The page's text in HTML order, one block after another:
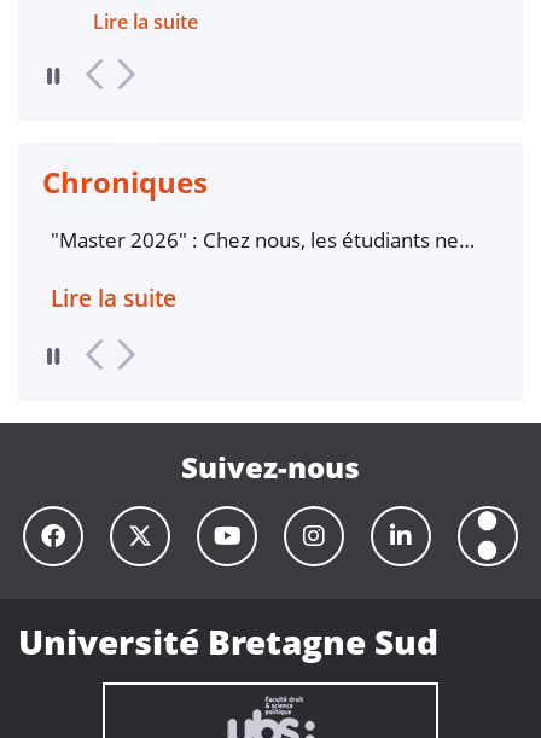
Lire la suite
Chroniques
"Master 2026" : Chez nous, les étudiants ne
Lire la suite
Suivez-nous
Université Bretagne Sud